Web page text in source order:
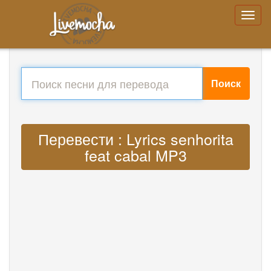
Поиск
Перевести : Lyrics senhorita
feat cabal MP3